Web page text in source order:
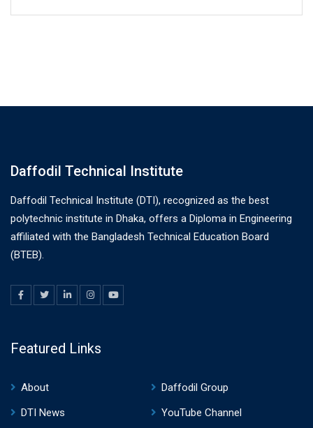
Daffodil Technical Institute
Daffodil Technical Institute (DTI), recognized as the best
polytechnic institute in Dhaka, offers a Diploma in Engineering
affiliated with the Bangladesh Technical Education Board
(BTEB).
Featured Links
About
Daffodil Group
DTI News
YouTube Channel